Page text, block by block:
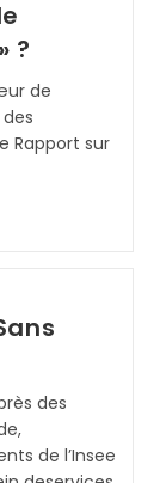
?
de
Rapport sur
des
de l’Insee